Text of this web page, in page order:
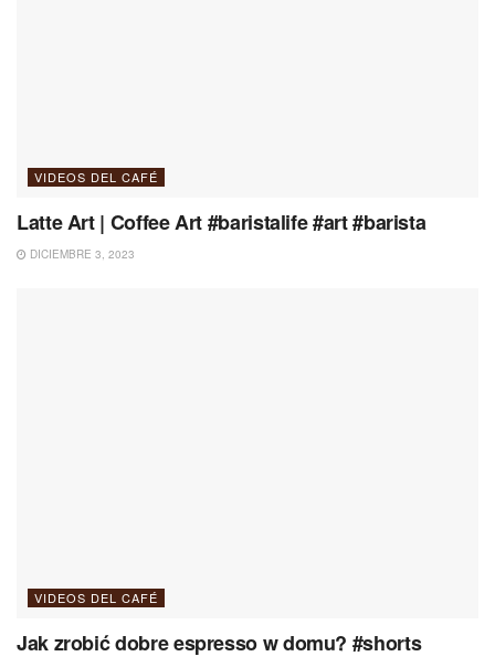
VIDEOS DEL CAFÉ
Latte Art | Coffee Art #baristalife #art #barista
DICIEMBRE 3, 2023
VIDEOS DEL CAFÉ
Jak zrobić dobre espresso w domu? #shorts